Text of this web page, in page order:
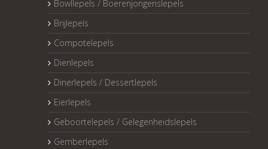
Bowllepels / Boerenjongenslepels
Brijlepels
Compotelepels
Dienlepels
Dinerlepels / Dessertlepels
Eierlepels
Geboortelepels / Gelegenheidslepels
Gemberlepels